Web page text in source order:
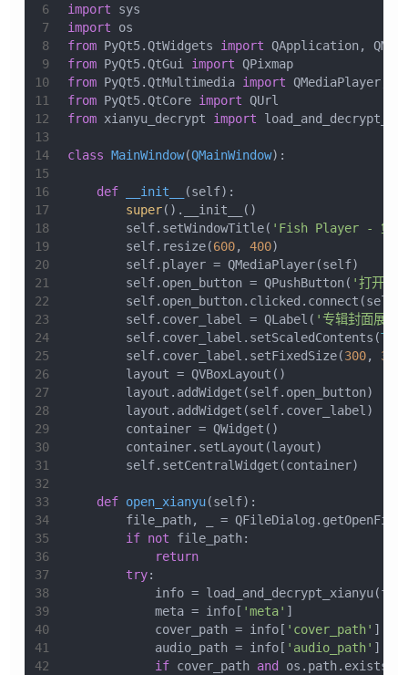
6
7
8
9
10
11
12
13
14
15
16
17
18
19
20
21
22
23
24
25
26
27
28
29
30
31
32
33
34
35
36
37
38
39
40
41
42
import sys
import os
from PyQt5.QtWidgets import QApplication,
from PyQt5.QtGui import QPixmap
from PyQt5.QtMultimedia import QMediaPlayer,
from PyQt5.QtCore import QUrl
from xianyu_decrypt import
class MainWindow(QMainWindow):
def __init__ (self):
super().__init__()
        self.setWindowTitle(
'Fish Player - 鱼
        self.resize(
600, 400)
        self.player = QMediaPlayer(self)
        self.open_button = QPushButton(
'打开
        self.cover_label = QLabel(
'专辑封面展示'
        self.cover_label.setScaledContents(
        self.cover_label.setFixedSize(
300, 300
        layout = QVBoxLayout()
        layout.addWidget(self.open_button)
        layout.addWidget(self.cover_label)
        container = QWidget()
        container.setLayout(layout)
        self.setCentralWidget(container)
def open_xianyu(self):
file_path, _ =
if not file_path:
return
try:
info =
            meta = info[
'meta' ]
            cover_path = info[
'cover_path' ]
            audio_path = info[
'audio_path' ]
if cover_path and